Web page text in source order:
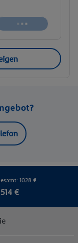
Buchen
1028 €
€